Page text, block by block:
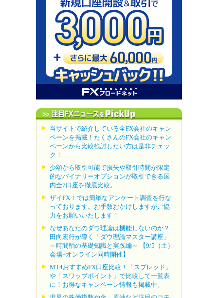
当サイトで紹介している全FX会社のキャン
ペーンを掲載！たくさんのFX会社のキャン
ペーンから比較検討したい方は是非チェッ
ク！
少額から取引可能で損失や取引時間が限定
的なバイナリーオプションが取引できる国
内全7口座を徹底比較。
ザイFX！では簡単なアンケート調査を行な
っております。お手数おかけしますがご協
力をお願いいたします！
なぜあなたのダウ理論は機能しないのか？
田向宏行が導く「ダウ理論マスター講座」
～時間軸の基礎知識と実践編～ 【9/5（土）
会場+オンライン同時開催】
MT4おすすめFX口座比較！「スプレッド」
や「スワップポイント」で比較して一覧表
に！お得なキャンペーン情報も掲載中。